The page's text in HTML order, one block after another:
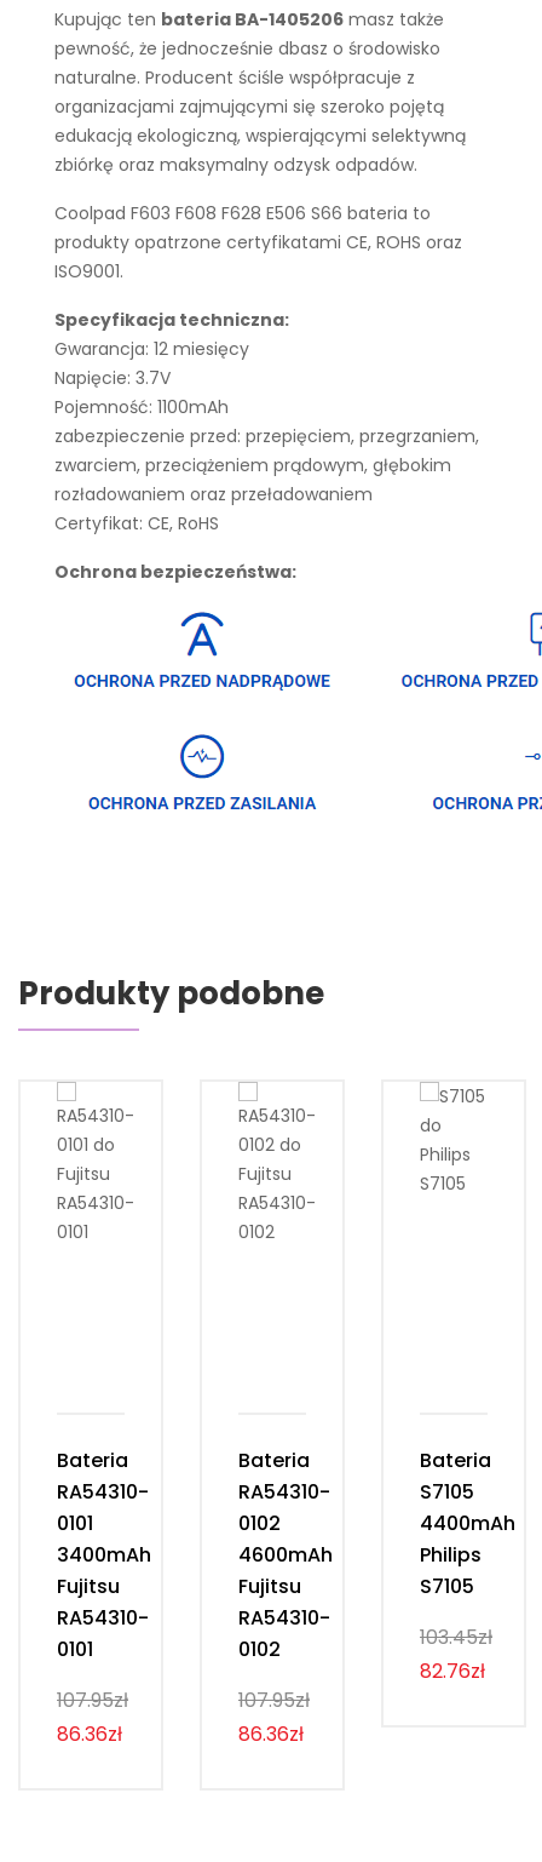
Kupując ten bateria BA-1405206 masz także
pewność, że jednocześnie dbasz o środowisko
naturalne. Producent ściśle współpracuje z
organizacjami zajmującymi się szeroko pojętą
edukacją ekologiczną, wspierającymi selektywną
zbiórkę oraz maksymalny odzysk odpadów.
Coolpad F603 F608 F628 E506 S66 bateria to
produkty opatrzone certyfikatami CE, ROHS oraz
ISO9001.
Specyfikacja techniczna:
Gwarancja: 12 miesięcy
Napięcie: 3.7V
Pojemność: 1100mAh
zabezpieczenie przed: przepięciem, przegrzaniem,
zwarciem, przeciążeniem prądowym, głębokim
rozładowaniem oraz przeładowaniem
Certyfikat: CE, RoHS
Ochrona bezpieczeństwa:
Produkty podobne
Bateria
RA54310-
0101
3400mAh
Fujitsu
RA54310-
0101
107.95zł
86.36zł
Bateria
RA54310-
0102
4600mAh
Fujitsu
RA54310-
0102
107.95zł
86.36zł
Bateria
S7105
4400mAh
Philips
S7105
103.45zł
82.76zł